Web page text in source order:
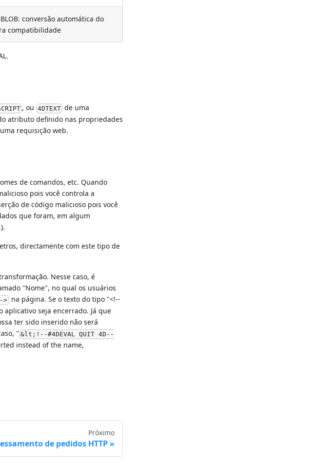
conversão automática do
compatibilidade
, ou 4DTEXT de uma
atributo definido nas propriedades
requisição web.
de comandos, etc. Quando
pois você controla a
de código malicioso pois você
que foram, em algum
directamente com este tipo de
Nesse caso, é
"Nome", no qual os usuários
> na página. Se o texto do tipo "<!--
aplicativo seja encerrado. Já que
ter sido inserido não será
" &lt;!--#4DEVAL QUIT 4D--
instead of the name,
Próximo
de pedidos HTTP